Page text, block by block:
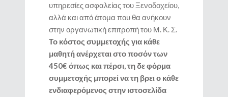
υπηρεσίες ασφαλείας του Ξενοδοχείου,
αλλά και από άτομα που θα ανήκουν
στην οργανωτική επιτροπή του Μ. Κ. Σ.
Το κόστος συμμετοχής για κάθε
μαθητή ανέρχεται στο ποσόν των
450€ όπως και πέρσι, τη δε φόρμα
συμμετοχής μπορεί να τη βρει ο κάθε
ενδιαφερόμενος στην ιστοσελίδα